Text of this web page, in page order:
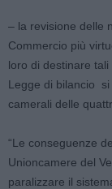
– la revisione delle
Commercio più
loro di destinare tali
Legge di bilancio si
camerali delle
“Le conseguenze
Unioncamere del
paralizzare il